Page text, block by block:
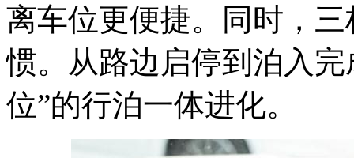
离车位更便捷。同时，
惯。从路边启停到泊入
位”的行泊一体进化。